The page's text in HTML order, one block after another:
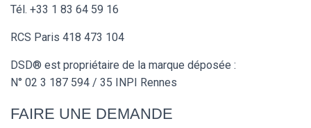
Tél. +33 1 83 64 59 16
RCS Paris 418 473 104
DSD® est propriétaire de la marque déposée :
N° 02 3 187 594 / 35 INPI Rennes
FAIRE UNE DEMANDE